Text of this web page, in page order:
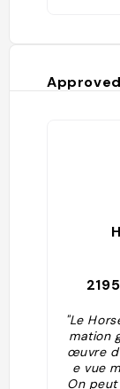
2195
"Le
mation
œuvre
e vue
On